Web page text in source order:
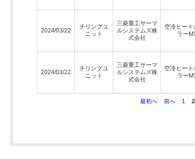
2024/03/22
チリングユ
ニット
三菱重工サーマ
ルシステムズ株
式会社
空冷ヒート
ラー
2024/03/22
チリングユ
ニット
三菱重工サーマ
ルシステムズ株
式会社
空冷ヒート
ラー
最初へ 前へ 1 2